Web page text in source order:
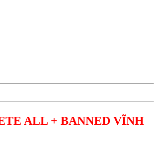
ALL + BANNED VĨNH